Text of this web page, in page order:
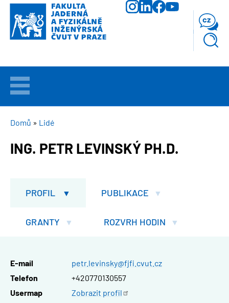
Přejít
hlavnímu
obsahu
VÍTEJTE
UCHAZEČI
STUDIUM
VÝZKUM
FAKULTA
cz
DROBEČKOVÁ
Domů Lidé
ING. PETR LEVINSKÝ PH.D.
PROFIL PUBLIKACE
GRANTY ROZVRH HODIN
E-mail
petr.levinsky@fjfi.cvut.cz
Telefon
+420770130557
Usermap
Zobrazit profil